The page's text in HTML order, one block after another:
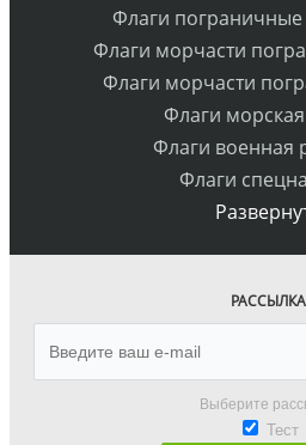
Флаги
Флаги морчасти
Флаги морчасти
Флаги
Флаги военная
Флаги
РАССЫЛКА
Выберите
Тест